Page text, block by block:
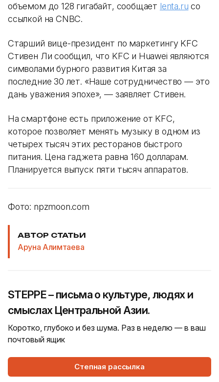
объемом до 128 гигабайт, сообщает lenta.ru со
ссылкой на CNBC.
Старший вице-президент по маркетингу KFC
Стивен Ли сообщил, что KFC и Huawei являются
символами бурного развития Китая за
последние 30 лет. «Наше сотрудничество — это
дань уважения эпохе», — заявляет Стивен.
На смартфоне есть приложение от KFC,
которое позволяет менять музыку в одном из
четырех тысяч этих ресторанов быстрого
питания. Цена гаджета равна 160 долларам.
Планируется выпуск пяти тысяч аппаратов.
Фото: npzmoon.com
АВТОР СТАТЬИ
Аруна Алимтаева
STEPPE – письма о культуре, людях и
смыслах Центральной Азии.
Коротко, глубоко и без шума. Раз в неделю — в ваш
почтовый ящик
Степная рассылка